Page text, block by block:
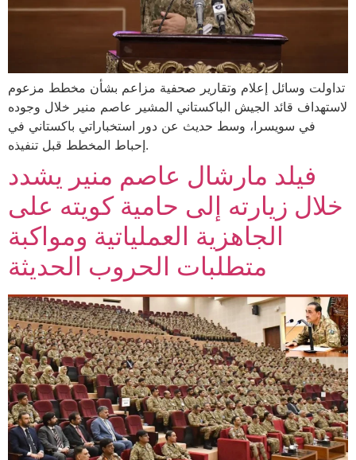
تداولت وسائل إعلام وتقارير صحفية مزاعم بشأن مخطط مزعوم
لاستهداف قائد الجيش الباكستاني المشير عاصم منير خلال وجوده
في سويسرا، وسط حديث عن دور استخباراتي باكستاني في
إحباط المخطط قبل تنفيذه.
فيلد مارشال عاصم منير يشدد
خلال زيارته إلى حامية كويته على
الجاهزية العملياتية ومواكبة
متطلبات الحروب الحديثة